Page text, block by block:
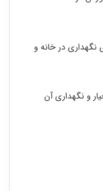
نگهداری در خانه و
و نگهداری آن